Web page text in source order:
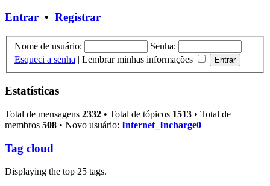
Entrar • Registrar
Nome de usuário:
Senha:
Esqueci a senha | Lembrar minhas informações
Estatísticas
Total de mensagens 2332 • Total de tópicos 1513 • Total de
membros 508 • Novo usuário: Internet_Incharge0
Tag cloud
Displaying the top 25 tags.